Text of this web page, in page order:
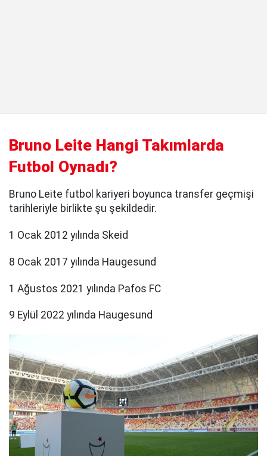
Bruno Leite Hangi Takımlarda
Futbol Oynadı?
Bruno Leite futbol kariyeri boyunca transfer geçmişi
tarihleriyle birlikte şu şekildedir.
1 Ocak 2012 yılında Skeid
8 Ocak 2017 yılında Haugesund
1 Ağustos 2021 yılında Pafos FC
9 Eylül 2022 yılında Haugesund